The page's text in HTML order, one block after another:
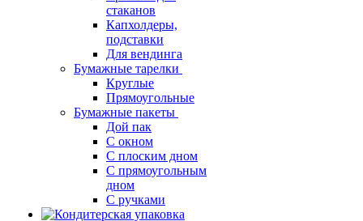
стаканов
Капхолдеры,
подставки
Для вендинга
Бумажные тарелки
Круглые
Прямоугольные
Бумажные пакеты
Дой пак
С окном
С плоским дном
С прямоугольным
дном
С ручками